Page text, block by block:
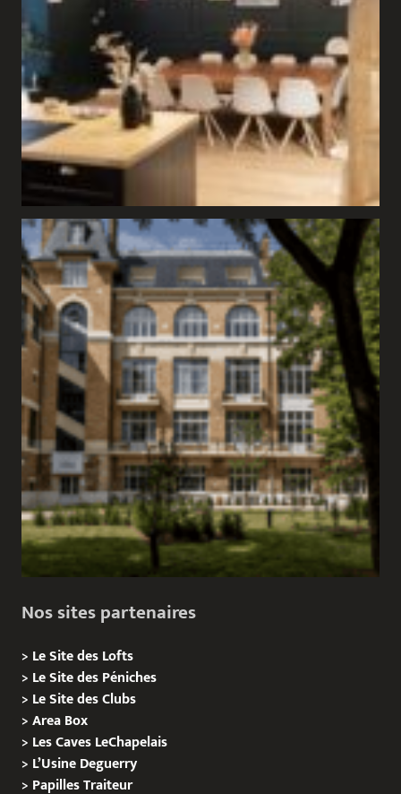
Nos sites partenaires
> Le Site des Lofts
> Le Site des Péniches
> Le Site des Clubs
>Area Box
> Les Caves LeChapelais
> L’Usine Deguerry
> PapillesTraiteur